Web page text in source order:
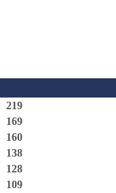
219
169
160
138
128
109